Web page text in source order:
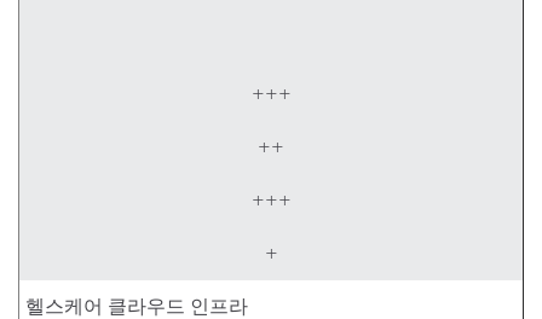
+++
++
+++
+
헬스케어 클라우드 인프라